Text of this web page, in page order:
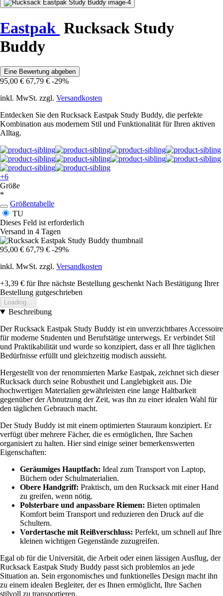
Eastpak Rucksack Study
Buddy
Eine Bewertung abgeben
95,00 € 67,79 € -29%
inkl. MwSt. zzgl. Versandkosten
Entdecken Sie den Rucksack Eastpak Study Buddy, die perfekte
Kombination aus modernem Stil und Funktionalität für Ihren aktiven
Alltag.
+6
Größe
*
Größentabelle
TU
Dieses Feld ist erforderlich
Versand in 4 Tagen
95,00 € 67,79 € -29%
inkl. MwSt. zzgl. Versandkosten
+3,39 € für Ihre nächste Bestellung geschenkt Nach Bestätigung Ihrer
Bestellung gutgeschrieben
Loading...
Beschreibung
Der Rucksack Eastpak Study Buddy ist ein unverzichtbares Accessoire
für moderne Studenten und Berufstätige unterwegs. Er verbindet Stil
und Praktikabilität und wurde so konzipiert, dass er all Ihre täglichen
Bedürfnisse erfüllt und gleichzeitig modisch aussieht.
Hergestellt von der renommierten Marke Eastpak, zeichnet sich dieser
Rucksack durch seine Robustheit und Langlebigkeit aus. Die
hochwertigen Materialien gewährleisten eine lange Haltbarkeit
gegenüber der Abnutzung der Zeit, was ihn zu einer idealen Wahl für
den täglichen Gebrauch macht.
Der Study Buddy ist mit einem optimierten Stauraum konzipiert. Er
verfügt über mehrere Fächer, die es ermöglichen, Ihre Sachen
organisiert zu halten. Hier sind einige seiner bemerkenswerten
Eigenschaften:
Geräumiges Hauptfach: Ideal zum Transport von Laptop,
Büchern oder Schulmaterialien.
Obere Handgriff: Praktisch, um den Rucksack mit einer Hand
zu greifen, wenn nötig.
Polsterbare und anpassbare Riemen: Bieten optimalen
Komfort beim Transport und reduzieren den Druck auf die
Schultern.
Vordertasche mit Reißverschluss: Perfekt, um schnell auf Ihre
kleinen wichtigen Gegenstände zuzugreifen.
Egal ob für die Universität, die Arbeit oder einen lässigen Ausflug, der
Rucksack Eastpak Study Buddy passt sich problemlos an jede
Situation an. Sein ergonomisches und funktionelles Design macht ihn
zu einem idealen Begleiter, der es Ihnen ermöglicht, Ihre Sachen
stilvoll zu transportieren.